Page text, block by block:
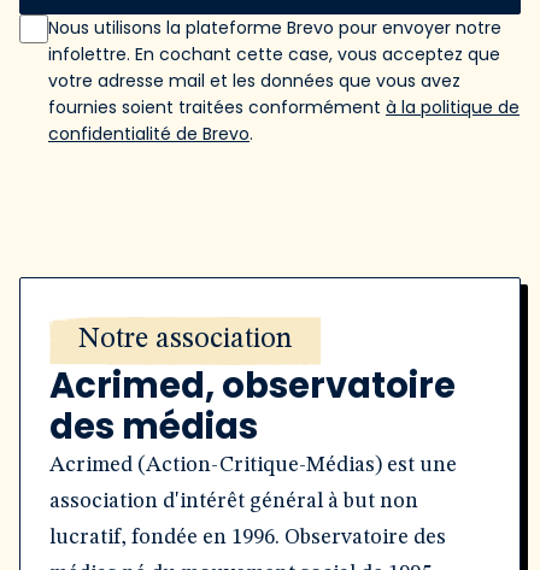
Nous utilisons la plateforme Brevo pour envoyer notre
infolettre. En cochant cette case, vous acceptez que
votre adresse mail et les données que vous avez
fournies soient traitées conformément à la politique de
confidentialité de Brevo.
Notre association
Acrimed, observatoire
des médias
Acrimed (Action-Critique-Médias) est une
association d'intérêt général à but non
lucratif, fondée en 1996. Observatoire des